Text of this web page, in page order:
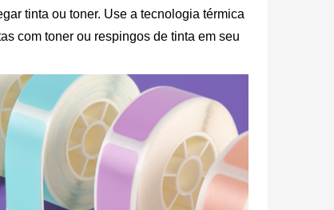
tinta ou toner. Use a tecnologia térmica
com toner ou respingos de tinta em seu